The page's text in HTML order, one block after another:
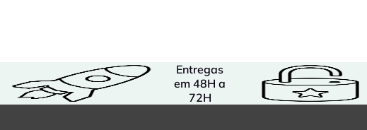
Entregas
em 48H a
72H